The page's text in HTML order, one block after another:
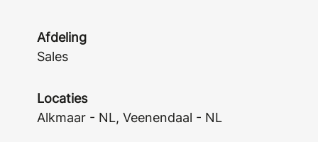
Afdeling
Sales
Locaties
Alkmaar - NL, Veenendaal - NL